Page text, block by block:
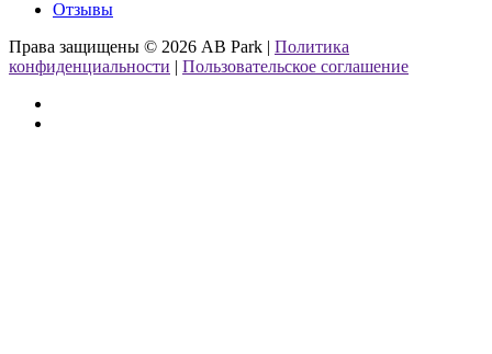
Отзывы
Права защищены © 2026 AB Park | Политика
конфиденциальности | Пользовательское соглашение